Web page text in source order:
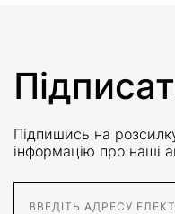
Підпишись на
інформацію про наші